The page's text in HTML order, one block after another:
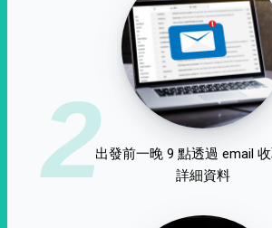
2出發前一晚 9 點透過 email
詳細資料